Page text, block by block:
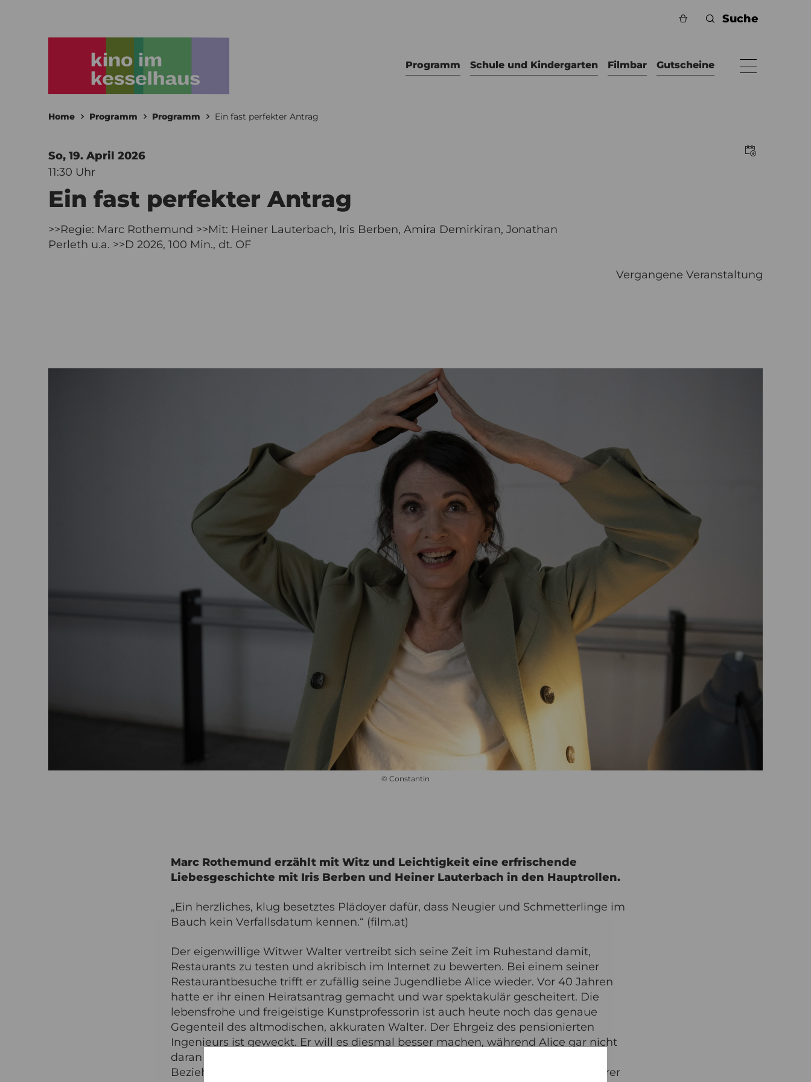
Programm Schule und Kindergarten Filmbar Gutscheine
Home Programm Programm Ein fast perfekter Antrag
So, 19. April 2026
11:30 Uhr
Ein fast perfekter Antrag
>>Regie: Marc Rothemund >>Mit: Heiner Lauterbach, Iris Berben, Amira Demirkiran, Jonathan
Perleth u.a. >>D 2026, 100 Min., dt. OF
Vergangene Veranstaltung
© Constantin
Marc Rothemund erzählt mit Witz und Leichtigkeit eine erfrischende
Liebesgeschichte mit Iris Berben und Heiner Lauterbach in den Hauptrollen.
„Ein herzliches, klug besetztes Plädoyer dafür, dass Neugier und Schmetterlinge im
Bauch kein Verfallsdatum kennen.“ (film.at)
Der eigenwillige Witwer Walter vertreibt sich seine Zeit im Ruhestand damit,
Restaurants zu testen und akribisch im Internet zu bewerten. Bei einem seiner
Restaurantbesuche trifft er zufällig seine Jugendliebe Alice wieder. Vor 40 Jahren
hatte er ihr einen Heiratsantrag gemacht und war spektakulär gescheitert. Die
lebensfrohe und freigeistige Kunstprofessorin ist auch heute noch das genaue
Gegenteil des altmodischen, akkuraten Walter. Der Ehrgeiz des pensionierten
Ingenieurs ist geweckt. Er will es diesmal besser machen, während Alice gar nicht
daran denkt, denn sie liebt ihr unabhängiges Leben und braucht keinen
Beziehungsstress. Sie stellt eine Bedingung: Erst wenn er echtes Interesse an ihrer